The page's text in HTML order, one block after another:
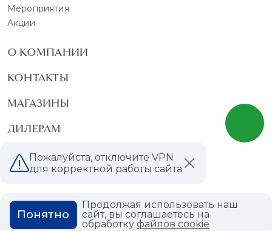
Мероприятия
Акции
О КОМПАНИИ
КОНТАКТЫ
МАГАЗИНЫ
ДИЛЕРАМ
ВАКАНСИИ
ГЛОССАРИЙ
Пожалуйста, отключите VPN
для корректной работы сайта
Продолжая использовать наш
сайт, вы соглашаетесь на
обработкуфайлов cookie
Понятно